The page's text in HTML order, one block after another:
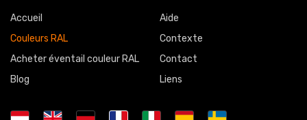
Accueil
Couleurs RAL
Acheter éventail couleur RAL
Blog
Aide
Contexte
Contact
Liens